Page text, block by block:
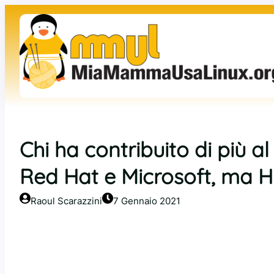
contenuto
Chi ha contribuito di più al
Red Hat e Microsoft, ma
Raoul Scarazzini 7 Gennaio 2021